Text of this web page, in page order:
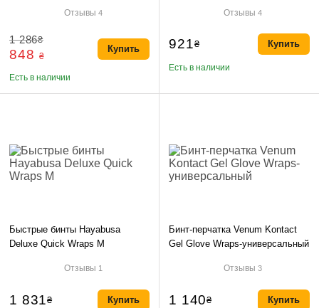
Отзывы4
1 286₴
848 ₴
Есть в наличии
Купить
Отзывы4
921₴
Есть в наличии
Купить
Быстрые бинты Hayabusa
Deluxe Quick Wraps M
Отзывы 1
1 831₴ Купить
Бинт-перчатка Venum Kontact
Gel Glove Wraps-универсальный
Отзывы3
1 140₴ Купить